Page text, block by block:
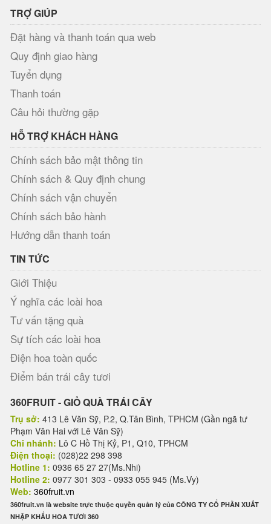
TRỢ GIÚP
Đặt hàng và thanh toán qua web
Quy định giao hàng
Tuyển dụng
Thanh toán
Câu hỏi thường gặp
HỖ TRỢ KHÁCH HÀNG
Chính sách bảo mật thông tin
Chính sách & Quy định chung
Chính sách vận chuyển
Chính sách bảo hành
Hướng dẫn thanh toán
TIN TỨC
Giới Thiệu
Ý nghĩa các loài hoa
Tư vấn tặng quà
Sự tích các loài hoa
Điện hoa toàn quốc
Điểm bán trái cây tươi
360FRUIT - GIỎ QUÀ TRÁI CÂY
Trụ sở: 413 Lê Văn Sỹ, P.2, Q.Tân Bình, TPHCM (Gần ngã tư
Phạm Văn Hai với Lê Văn Sỹ)
Chi nhánh: Lô C Hồ Thị Kỷ, P1, Q10, TPHCM
Điện thoại: (028)22 298 398
Hotline 1: 0936 65 27 27(Ms.Nhi)
Hotline 2: 0977 301 303 - 0933 055 945 (Ms.Vy)
Web: 360fruit.vn
360fruit.vn là website trực thuộc quyền quản lý của CÔNG TY CỔ PHẦN XUẤT
NHẬP KHẨU HOA TƯƠI 360